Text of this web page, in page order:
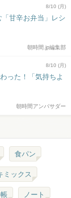
8/10 (月)
甘辛お弁当」レシ
朝時間.jp編集部
8/10 (月)
った！「気持ちよ
朝時間アンバサダー
食パン
ミックス
ノート